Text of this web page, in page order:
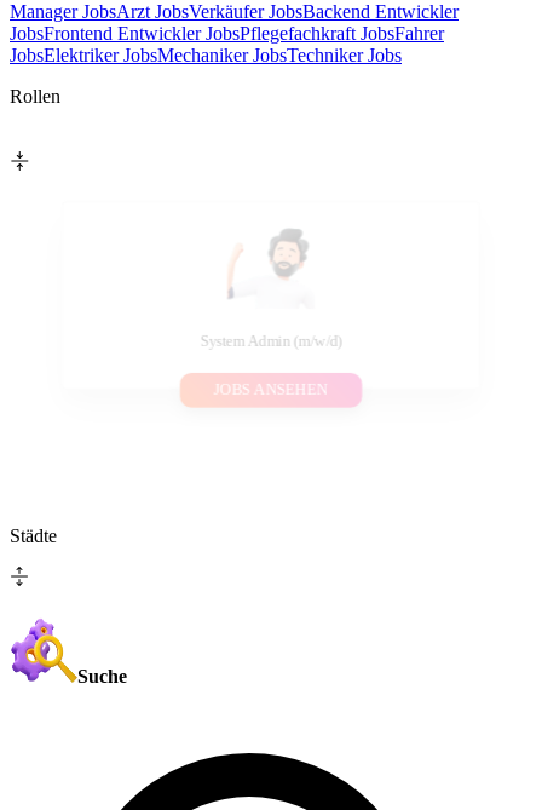
Manager JobsArzt JobsVerkäufer JobsBackend Entwickler
JobsFrontend Entwickler JobsPflegefachkraft JobsFahrer
JobsElektriker JobsMechaniker JobsTechniker Jobs
Rollen
System Admin (m/w/d)
JOBS ANSEHEN
Städte
Suche